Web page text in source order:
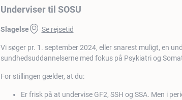
Underviser til SOSU
Slagelse Se rejsetid
Vi søger pr. 1. september 2024, eller snarest muligt, en
sundhedsuddannelserne med fokus på Psykiatri og
For stillingen gælder, at du:
Er frisk på at undervise GF2, SSH og SSA. Men i